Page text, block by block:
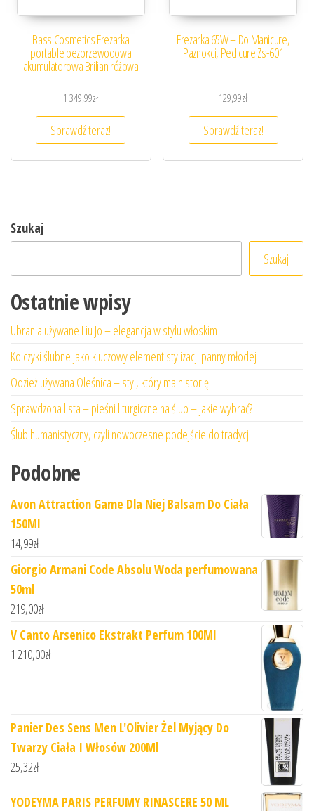
Bass Cosmetics Frezarka
portable bezprzewodowa
akumulatorowa Brilian różowa
1 349,99zł
Sprawdź teraz!
Frezarka 65W – Do Manicure,
Paznokci, Pedicure Zs-601
129,99zł
Sprawdź teraz!
Szukaj
Szukaj
Ostatnie wpisy
Ubrania używane Liu Jo – elegancja w stylu włoskim
Kolczyki ślubne jako kluczowy element stylizacji panny młodej
Odzież używana Oleśnica – styl, który ma historię
Sprawdzona lista – pieśni liturgiczne na ślub – jakie wybrać?
Ślub humanistyczny, czyli nowoczesne podejście do tradycji
Podobne
Avon Attraction Game Dla Niej Balsam Do Ciała
150Ml
14,99zł
Giorgio Armani Code Absolu Woda perfumowana
50ml
219,00zł
V Canto Arsenico Ekstrakt Perfum 100Ml
1 210,00zł
Panier Des Sens Men L'Olivier Żel Myjący Do
Twarzy Ciała I Włosów 200Ml
25,32zł
YODEYMA PARIS PERFUMY RINASCERE 50 ML